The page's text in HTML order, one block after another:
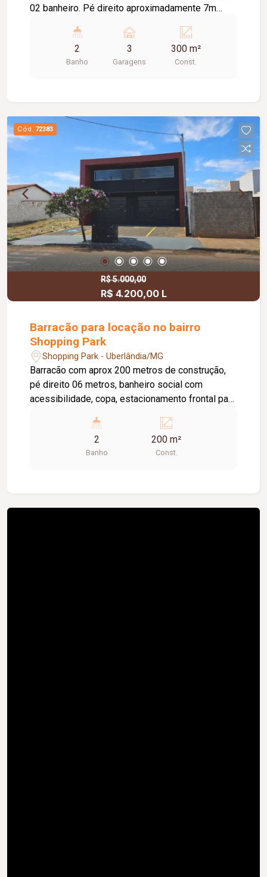
02 banheiro. Pé direito aproximadamente 7m
2
Banho
3
Garagens
300 m²
Const.
Cód. 72383
R$ 5.000,00
R$ 4.200,00 L
Barracão para locação no bairro
Shopping Park
Shopping Park - Uberlândia/MG
Barracão com aprox 200 metros de construção,
pé direito 06 metros, banheiro social com
acessibilidade, copa, estacionamento frontal para
2
Banho
200 m²
Const.